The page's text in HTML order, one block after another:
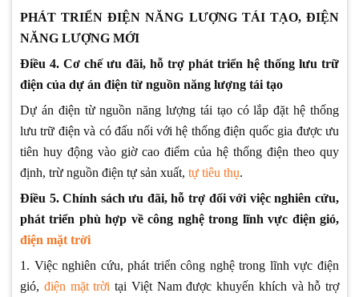
PHÁT TRIỂN ĐIỆN NĂNG LƯỢNG TÁI TẠO, ĐIỆN
NĂNG LƯỢNG MỚI
Điều 4. Cơ chế ưu đãi, hỗ trợ phát triển hệ thống lưu trữ
điện của dự án điện từ nguồn năng lượng tái tạo
Dự án điện từ nguồn năng lượng tái tạo có lắp đặt hệ thống
lưu trữ điện và có đấu nối với hệ thống điện quốc gia được ưu
tiên huy động vào giờ cao điểm của hệ thống điện theo quy
định, trừ nguồn điện tự sản xuất, tự tiêu thụ.
Điều 5. Chính sách ưu đãi, hỗ trợ đối với việc nghiên cứu,
phát triển phù hợp về công nghệ trong lĩnh vực điện gió,
điện mặt trời
1. Việc nghiên cứu, phát triển công nghệ trong lĩnh vực điện
gió, điện mặt trời tại Việt Nam được khuyến khích và hỗ trợ